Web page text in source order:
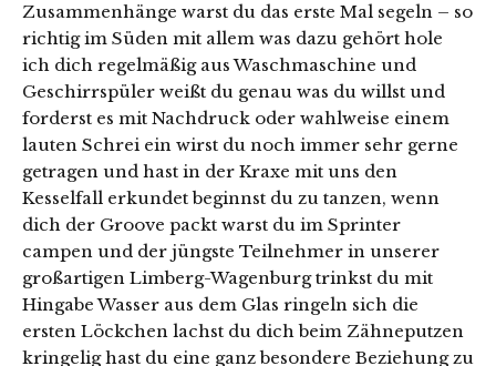
Zusammenhänge warst du das erste Mal segeln – so
richtig im Süden mit allem was dazu gehört hole
ich dich regelmäßig aus Waschmaschine und
Geschirrspüler weißt du genau was du willst und
forderst es mit Nachdruck oder wahlweise einem
lauten Schrei ein wirst du noch immer sehr gerne
getragen und hast in der Kraxe mit uns den
Kesselfall erkundet beginnst du zu tanzen, wenn
dich der Groove packt warst du im Sprinter
campen und der jüngste Teilnehmer in unserer
großartigen Limberg-Wagenburg trinkst du mit
Hingabe Wasser aus dem Glas ringeln sich die
ersten Löckchen lachst du dich beim Zähneputzen
kringelig hast du eine ganz besondere Beziehung zu